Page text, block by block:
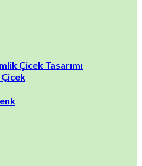
Çicek Tasarımı